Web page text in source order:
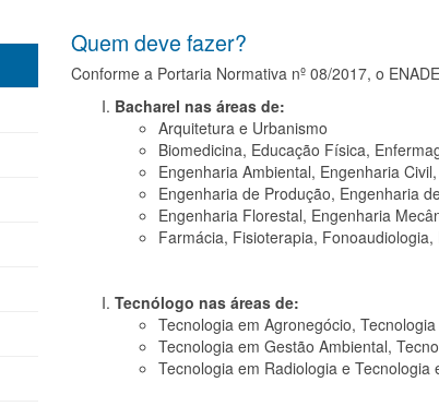
Quem deve fazer?
Conforme a Portaria Normativa nº 08/2017, o
Bacharel nas áreas de:
Arquitetura e Urbanismo
Biomedicina, Educação Física,
Engenharia Ambiental, Engenharia
Engenharia de Produção, Engenharia
Engenharia Florestal, Engenharia
Farmácia, Fisioterapia,
Tecnólogo nas áreas de:
Tecnologia em Agronegócio,
Tecnologia em Gestão Ambiental,
Tecnologia em Radiologia e Tecnologia